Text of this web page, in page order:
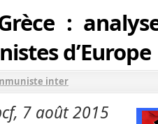
:
d’Europe
inter
7 août 2015